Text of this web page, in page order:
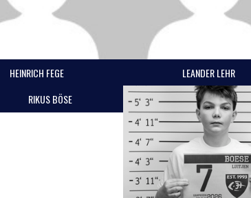
HEINRICH FEGE LEANDER LEHR
RIKUS BÖSE
SPORTFREUNDE JENA AKQUINET GMBH